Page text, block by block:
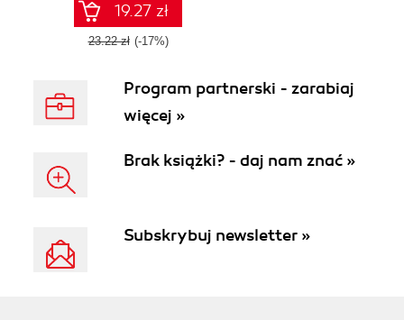
19.27 zł
23.22 zł (-17%)
Program partnerski - zarabiaj
więcej »
Brak książki? - daj nam znać »
Subskrybuj newsletter »